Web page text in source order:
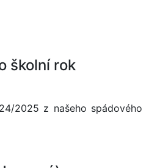
školní rok
2025 z našeho spádového